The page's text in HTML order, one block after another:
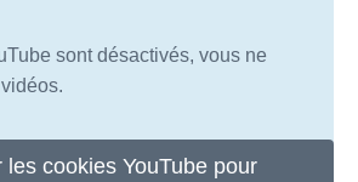
sont désactivés, vous ne
les cookies YouTube pour